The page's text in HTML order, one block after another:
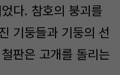
다. 참호의 붕괴를
기둥들과 기둥의 선
판은 고개를 돌리는